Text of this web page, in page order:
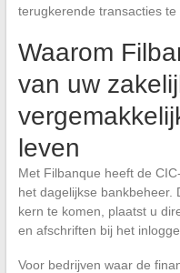
terugkerende transacties te
Waarom
van uw
leven
Met Filbanque heeft de
het dagelijkse bankbeheer.
kern te komen, plaatst u
en afschriften bij het
Voor bedrijven waar de